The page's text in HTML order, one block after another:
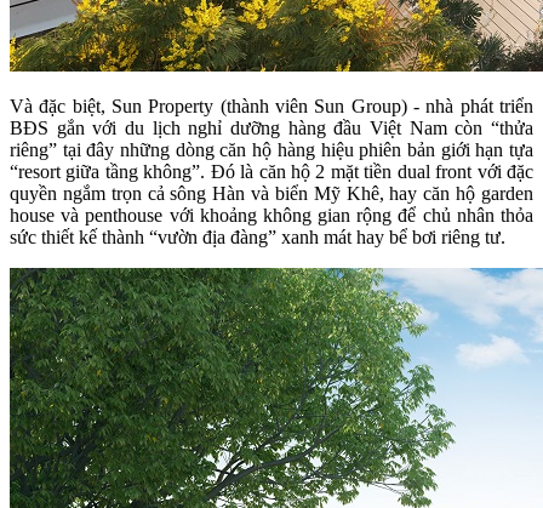
Và đặc biệt, Sun Property (thành viên Sun Group) - nhà phát triển
BĐS gắn với du lịch nghỉ dưỡng hàng đầu Việt Nam còn “thửa
riêng” tại đây những dòng căn hộ hàng hiệu phiên bản giới hạn tựa
“resort giữa tầng không”. Đó là căn hộ 2 mặt tiền dual front với đặc
quyền ngắm trọn cả sông Hàn và biển Mỹ Khê, hay căn hộ garden
house và penthouse với khoảng không gian rộng để chủ nhân thỏa
sức thiết kế thành “vườn địa đàng” xanh mát hay bể bơi riêng tư.